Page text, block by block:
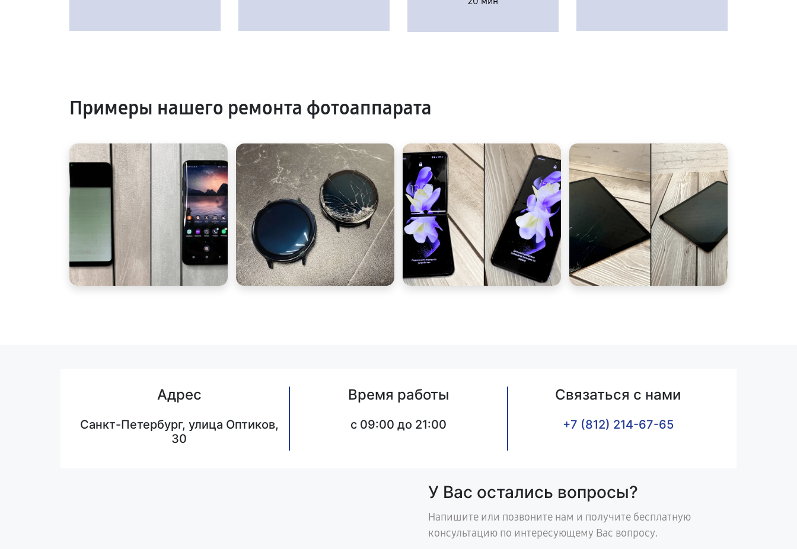
Примеры нашего ремонта фотоаппарата
Адрес
Санкт-Петербург, улица Оптиков,
30
Время работы
c 09:00 до 21:00
Связаться с нами
+7 (812) 214-67-65
У Вас остались вопросы?
Напишите или позвоните нам и получите бесплатную
консультацию по интересующему Вас вопросу.